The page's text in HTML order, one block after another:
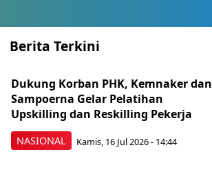
Berita Terkini
NASIONAL
Dukung Korban PHK, Kemnaker dan
Sampoerna Gelar Pelatihan
Upskilling dan Reskilling Pekerja
Kamis, 16 Jul 2026 - 14:44